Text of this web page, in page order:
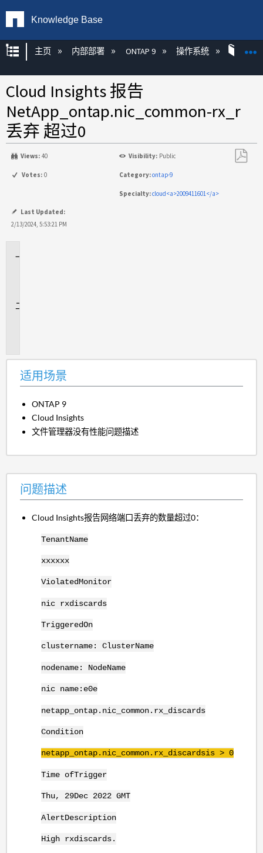
Knowledge Base
扩展/隐缩全局层次
主页 内部部署 ONTAP 9 操作系统
Cloud Insights 报告
NetApp_ontap.nic_common-rx_r
丢弃 超过0
Views: 40 Visibility: Public
Votes: 0 Category:ontap-9
Specialty:cloud<a>2009411601</a>
Last Updated:
2/13/2024, 5:53:21 PM
适用场景
ONTAP 9
Cloud Insights
文件管理器没有性能问题描述
问题描述
Cloud Insights报告网络端口丢弃的数量超过0：
TenantName
xxxxxx
ViolatedMonitor
nic rxdiscards
TriggeredOn
clustername: ClusterName
nodename: NodeName
nic name:e0e
netapp_ontap.nic_common.rx_discards
Condition
netapp_ontap.nic_common.rx_discardsis > 0
Time ofTrigger
Thu, 29Dec 2022 GMT
AlertDescription
High rxdiscards.